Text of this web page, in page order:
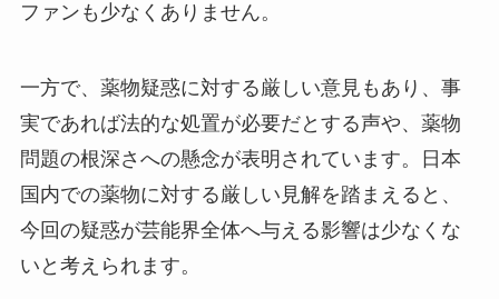
ファンも少なくありません。
一方で、薬物疑惑に対する厳しい意見もあり、事
実であれば法的な処置が必要だとする声や、薬物
問題の根深さへの懸念が表明されています。日本
国内での薬物に対する厳しい見解を踏まえると、
今回の疑惑が芸能界全体へ与える影響は少なくな
いと考えられます。